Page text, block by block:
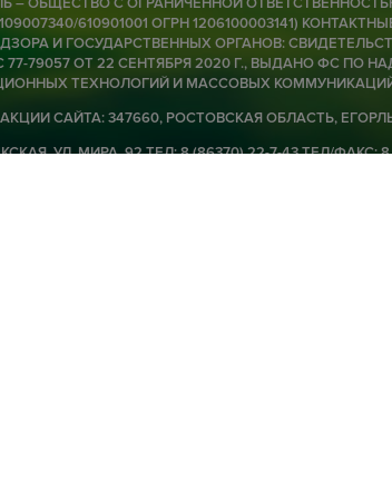
610901001 ОГРН 1206100003141)
И ГОСУДАРСТВЕННЫХ ОРГАНОВ:
79057 ОТ 22 СЕНТЯБРЯ 2020 Г., ВЫДАНО ФС ПО
ТЕХНОЛОГИЙ И МАССОВЫХ
САЙТА: 347660, РОСТОВСКАЯ ОБЛАСТЬ,
УЛ. МИРА, 92 ТЕЛ: 8 (86370) 22-7-43 ТЕЛ/ФАКС: 8